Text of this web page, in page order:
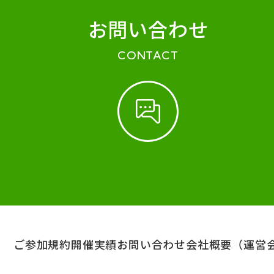
お問い合わせ
CONTACT
ご参加規約開催実績お問い合わせ会社概要（運営